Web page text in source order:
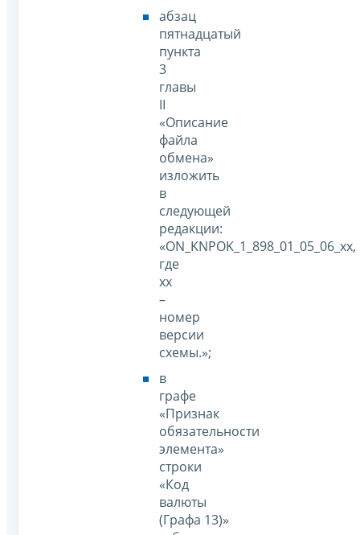
абзац
пятнадцатый
пункта
3
главы
II
«Описание
файла
обмена»
изложить
в
следующей
редакции:
«ON_KNPOK_1_898_01_05_06_xx,
где
хх
–
номер
версии
схемы.»;
в
графе
«Признак
обязательности
элемента»
строки
«Код
валюты
(Графа 13)»